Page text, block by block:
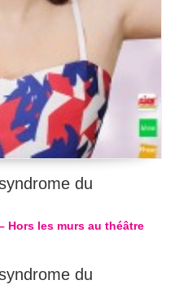
du
Hors les murs au théâtre
du